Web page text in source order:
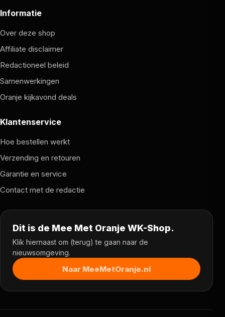
Informatie
Over deze shop
Affiliate disclaimer
Redactioneel beleid
Samenwerkingen
Oranje kijkavond deals
Klantenservice
Hoe bestellen werkt
Verzending en retouren
Garantie en service
Contact met de redactie
Dit is de Mee Met Oranje WK-Shop.
Klik hiernaast om (terug) te gaan naar de
nieuwsomgeving.
Naar MeeMetOranje.nl